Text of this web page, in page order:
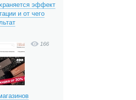
эффект
и от чего
166